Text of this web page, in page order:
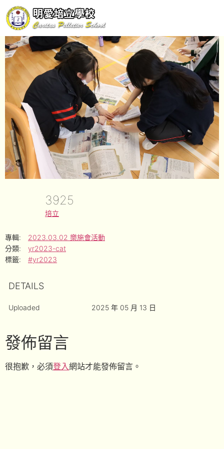
3925
培立
專輯:
2023.03.02 樂施會活動
分類:
yr2023-cat
標籤:
#yr2023
DETAILS
Uploaded 2025 年 05 月 13 日
發佈留言
很抱歉，必須登入網站才能發佈留言。